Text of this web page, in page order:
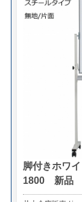
脚付きホワ
1800 新品